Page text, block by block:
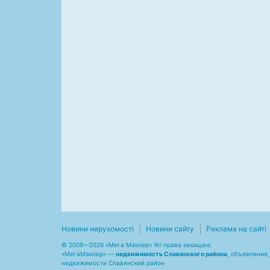
Новини нерухомості Новини сайту Реклама на сайті
© 2009—2026 «Мега Маклер» Усі права захищені.
«МегаМаклер» — недвижимость Славянского района ,
недвижимости Славянский район